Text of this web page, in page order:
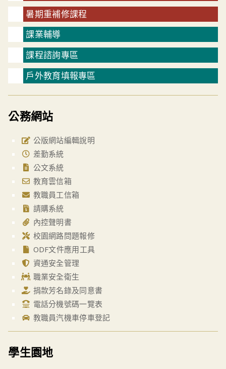
暑期重補修課程
課業輔導
課程諮詢專區
戶外教育填報專區
公務網站
公版網站編輯說明
差勤系統
公文系統
教育雲信箱
教職員工信箱
請購系統
內控聲明書
校園網路問題報修
ODF文件應用工具
資通安全管理
職業安全衛生
捐款芳名錄及同意書
電話分機號碼一覽表
教職員汽機車停車登記
學生園地